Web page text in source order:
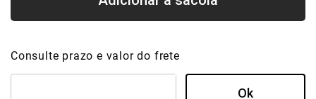
Consulte prazo e valor do frete